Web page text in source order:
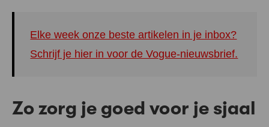
Elke week onze beste artikelen in je inbox?
Schrijf je hier in voor de Vogue-nieuwsbrief.
Zo zorg je goed voor je sjaal